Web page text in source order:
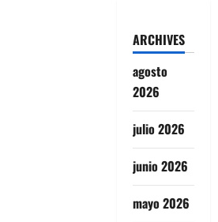
ARCHIVES
agosto
2026
julio 2026
junio 2026
mayo 2026